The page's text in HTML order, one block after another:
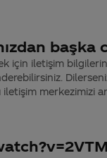
başka
için iletişim
merkezimizi